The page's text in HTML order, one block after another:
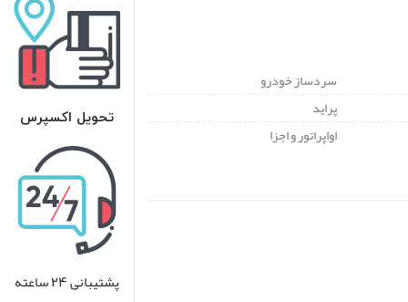
سردساز خودرو
پراید
اواپراتور و اجزا
تحویل اکسپرس
پشتیبانی 24 ساعته